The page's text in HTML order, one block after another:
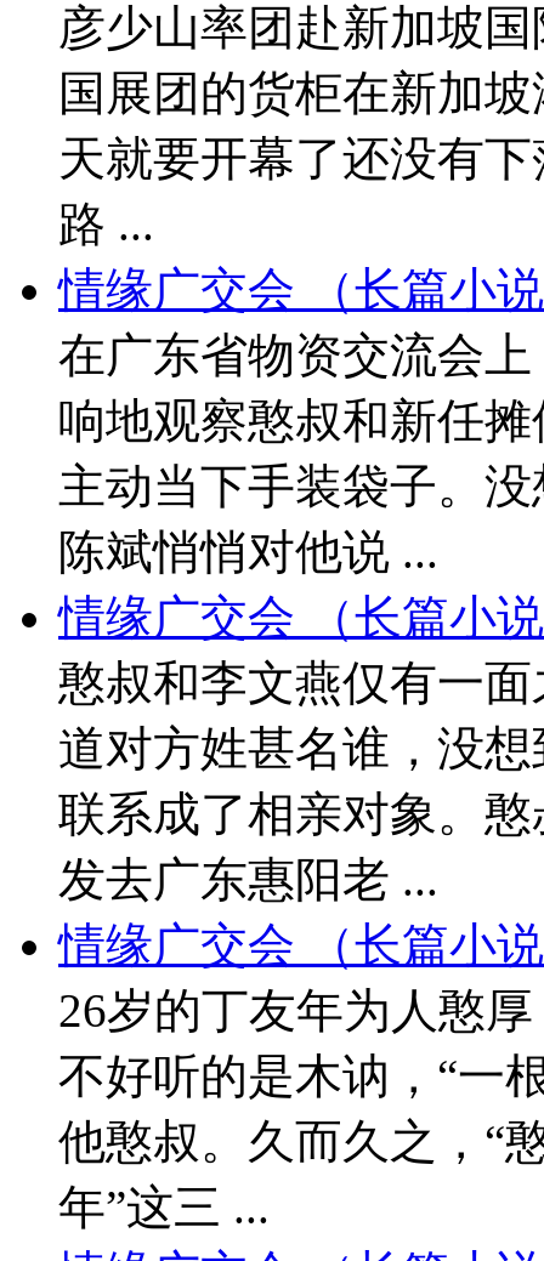
彦少山率团赴新加坡
国展团的货柜在新加
天就要开幕了还没有
路 ...
情缘广交会 （长篇小
在广东省物资交流会
响地观察憨叔和新任
主动当下手装袋子。
陈斌悄悄对他说 ...
情缘广交会 （长篇小
憨叔和李文燕仅有一
道对方姓甚名谁，没
联系成了相亲对象。
发去广东惠阳老 ...
情缘广交会 （长篇小
26岁的丁友年为人憨
不好听的是木讷，“一
他憨叔。久而久之，“
年”这三 ...